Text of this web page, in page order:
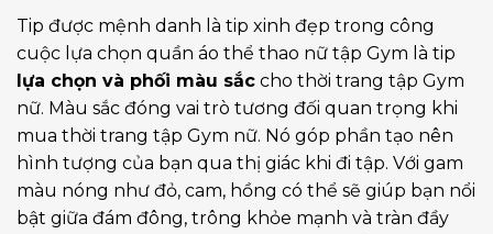
Tip được mệnh danh là tip xinh đẹp trong công
cuộc lựa chọn quần áo thể thao nữ tập Gym là tip
lựa chọn và phối màu sắc cho thời trang tập Gym
nữ. Màu sắc đóng vai trò tương đối quan trọng khi
mua thời trang tập Gym nữ. Nó góp phần tạo nên
hình tượng của bạn qua thị giác khi đi tập. Với gam
màu nóng như đỏ, cam, hồng có thể sẽ giúp bạn nổi
bật giữa đám đông, trông khỏe mạnh và tràn đầy